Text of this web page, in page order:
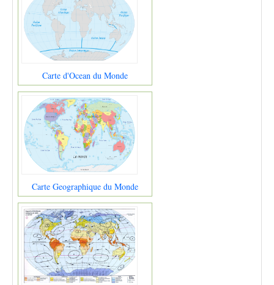
Carte d'Ocean du Monde
Carte Geographique du Monde